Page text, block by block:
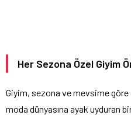
Her Sezona Özel Giyim
Giyim, sezona ve mevsime göre
moda dünyasına ayak uyduran